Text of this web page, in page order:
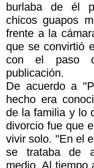
burlaba de él
chicos guapos
frente a la
que se convirtió
con el paso
publicación.
De acuerdo a
hecho era
de la familia y lo
divorcio fue que
vivir solo. "En el
se trataba de
medio. Al tiempo